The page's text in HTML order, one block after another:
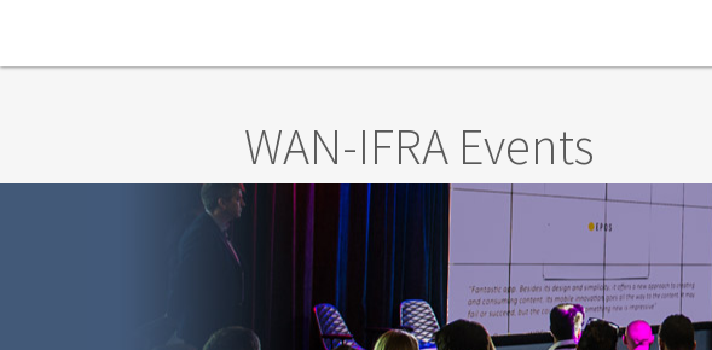
WAN-IFRA Events